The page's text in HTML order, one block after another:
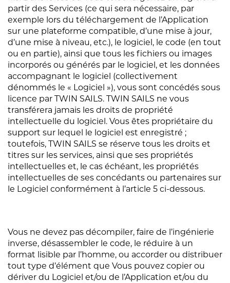
partir des Services (ce qui sera nécessaire, par
exemple lors du téléchargement de l’Application
sur une plateforme compatible, d’une mise à jour,
d’une mise à niveau, etc.), le logiciel, le code (en tout
ou en partie), ainsi que tous les fichiers ou images
incorporés ou générés par le logiciel, et les données
accompagnant le logiciel (collectivement
dénommés le « Logiciel »), vous sont concédés sous
licence par TWIN SAILS. TWIN SAILS ne vous
transférera jamais les droits de propriété
intellectuelle du logiciel. Vous êtes propriétaire du
support sur lequel le logiciel est enregistré ;
toutefois, TWIN SAILS se réserve tous les droits et
titres sur les services, ainsi que ses propriétés
intellectuelles et, le cas échéant, les propriétés
intellectuelles de ses concédants ou partenaires sur
le Logiciel conformément à l’article 5 ci-dessous.
Vous ne devez pas décompiler, faire de l’ingénierie
inverse, désassembler le code, le réduire à un
format lisible par l’homme, ou accorder ou distribuer
tout type d’élément que Vous pouvez copier ou
dériver du Logiciel et/ou de l’Application et/ou du